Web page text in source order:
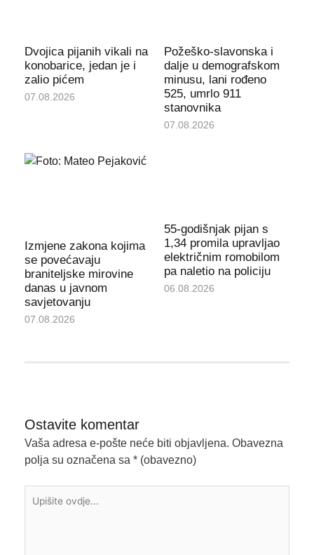
Dvojica pijanih vikali na
konobarice, jedan je i
zalio pićem
07.08.2026
Požeško-slavonska i
dalje u demografskom
minusu, lani rođeno
525, umrlo 911
stanovnika
07.08.2026
Izmjene zakona kojima
se povećavaju
braniteljske mirovine
danas u javnom
savjetovanju
07.08.2026
55-godišnjak pijan s
1,34 promila upravljao
električnim romobilom
pa naletio na policiju
06.08.2026
Ostavite komentar
Vaša adresa e-pošte neće biti objavljena. Obavezna
polja su označena sa * (obavezno)
ovdje...